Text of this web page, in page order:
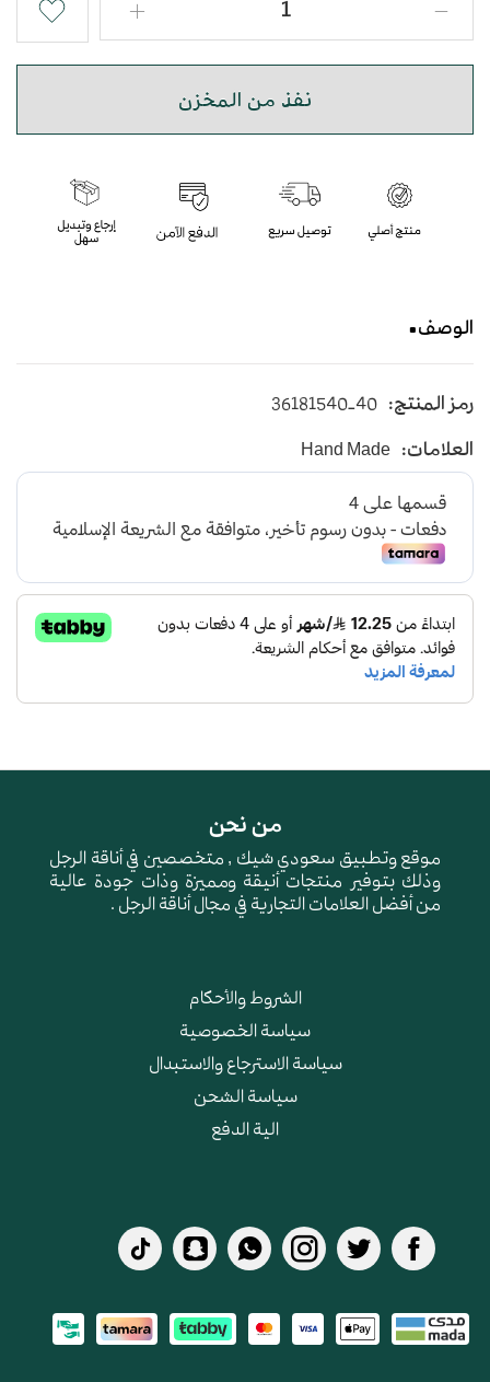
نفذ من المخزن
الوصف
يأتي بأرضية متوسطة الإرتفاع باللون الاسود
و طبقة اسفنجية عالية الجودة لتعطي شعور بالراحة
ومقاومة الإنزلاق و التآكل
رمز المنتج: 36181540-40
العلامات: Hand Made
من نحن
موقع وتطبيق سعودي شيك , متخصصين في أناقة الرجل
وذلك بتوفير منتجات أنيقة ومميزة وذات جودة عالية
من أفضل العلامات التجارية في مجال أناقة الرجل .
الشروط والأحكام
سياسة الخصوصية
سياسة الاسترجاع والاستبدال
سياسة الشحن
الية الدفع